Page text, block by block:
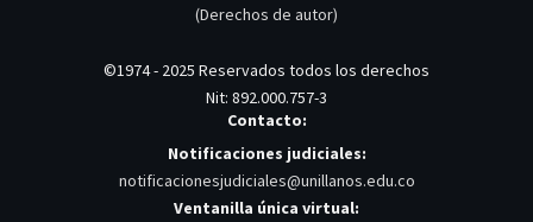
(Derechos de autor)
©1974 - 2025 Reservados todos los derechos
Nit: 892.000.757-3
Contacto:
Notificaciones judiciales:
notificacionesjudiciales@unillanos.edu.co
Ventanilla única virtual: